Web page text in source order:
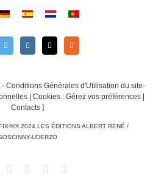
Conditions Générales d'Utilisation du site-
Cookies : Gérez vos préférences
Contacts ]
© 2024 LES ÉDITIONS ALBERT RENÉ /
UDERZO
TwitterInstagram
Email